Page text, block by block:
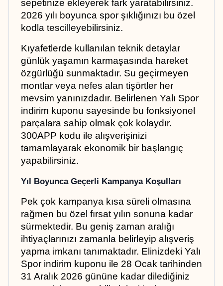
sepetinize ekleyerek fark yaratabilirsiniz.
2026 yılı boyunca spor şıklığınızı bu özel
kodla tescilleyebilirsiniz.
Kıyafetlerde kullanılan teknik detaylar
günlük yaşamın karmaşasında hareket
özgürlüğü sunmaktadır. Su geçirmeyen
montlar veya nefes alan tişörtler her
mevsim yanınızdadır. Belirlenen Yalı Spor
indirim kuponu sayesinde bu fonksiyonel
parçalara sahip olmak çok kolaydır.
300APP kodu ile alışverişinizi
tamamlayarak ekonomik bir başlangıç
yapabilirsiniz.
Yıl Boyunca Geçerli Kampanya Koşulları
Pek çok kampanya kısa süreli olmasına
rağmen bu özel fırsat yılın sonuna kadar
sürmektedir. Bu geniş zaman aralığı
ihtiyaçlarınızı zamanla belirleyip alışveriş
yapma imkanı tanımaktadır. Elinizdeki Yalı
Spor indirim kuponu ile 28 Ocak tarihinden
31 Aralık 2026 gününe kadar dilediğiniz